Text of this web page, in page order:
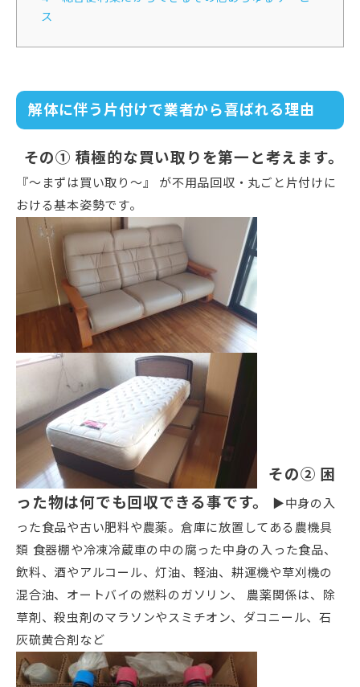
ス
解体に伴う片付けで業者から喜ばれる理由
その① 積極的な買い取りを第一と考えます。
『〜まずは買い取り〜』 が不用品回収・丸ごと片付けに
おける基本姿勢です。
その② 困
った物は何でも回収できる事です。
▶中身の入
った食品や古い肥料や農薬。倉庫に放置してある農機具
類 食器棚や冷凍冷蔵車の中の腐った中身の入った食品、
飲料、酒やアルコール、灯油、軽油、耕運機や草刈機の
混合油、オートバイの燃料のガソリン、 農薬関係は、除
草剤、殺虫剤のマラソンやスミチオン、ダコニール、石
灰硫黄合剤など